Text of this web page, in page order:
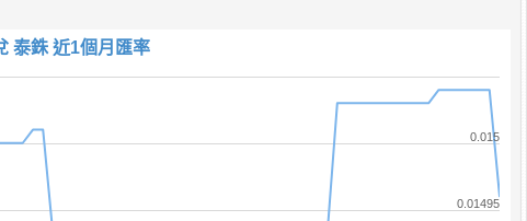
泰銖 近1個月匯率
0.01495
0.015